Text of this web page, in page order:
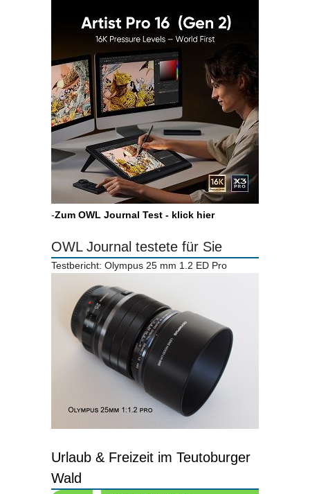
-Zum OWL Journal Test - klick hier
OWL Journal testete für Sie
Testbericht: Olympus 25 mm 1.2 ED Pro
Urlaub & Freizeit im Teutoburger
Wald